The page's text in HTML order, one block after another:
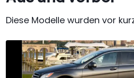
Diese Modelle wurden vor